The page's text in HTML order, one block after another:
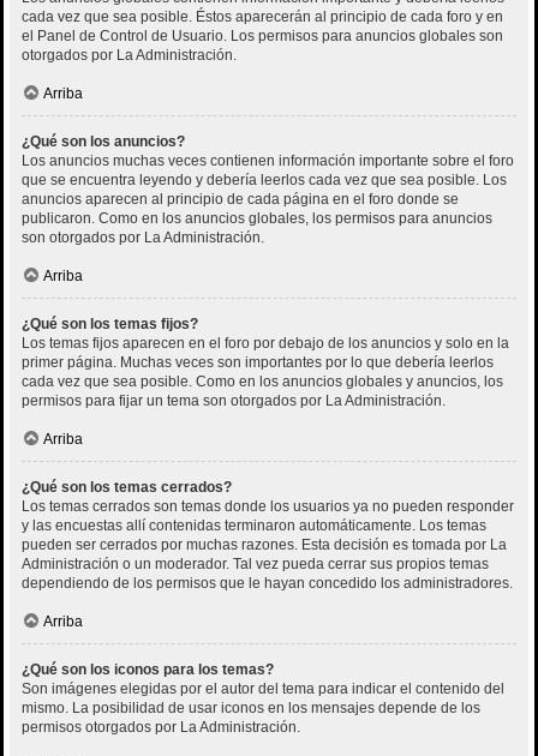
cada vez que sea posible. Éstos aparecerán al principio de cada foro y en
el Panel de Control de Usuario. Los permisos para anuncios globales son
otorgados por La Administración.
Arriba
¿Qué son los anuncios?
Los anuncios muchas veces contienen información importante sobre el foro
que se encuentra leyendo y debería leerlos cada vez que sea posible. Los
anuncios aparecen al principio de cada página en el foro donde se
publicaron. Como en los anuncios globales, los permisos para anuncios
son otorgados por La Administración.
Arriba
¿Qué son los temas fijos?
Los temas fijos aparecen en el foro por debajo de los anuncios y solo en la
primer página. Muchas veces son importantes por lo que debería leerlos
cada vez que sea posible. Como en los anuncios globales y anuncios, los
permisos para fijar un tema son otorgados por La Administración.
Arriba
¿Qué son los temas cerrados?
Los temas cerrados son temas donde los usuarios ya no pueden responder
y las encuestas allí contenidas terminaron automáticamente. Los temas
pueden ser cerrados por muchas razones. Esta decisión es tomada por La
Administración o un moderador. Tal vez pueda cerrar sus propios temas
dependiendo de los permisos que le hayan concedido los administradores.
Arriba
¿Qué son los iconos para los temas?
Son imágenes elegidas por el autor del tema para indicar el contenido del
mismo. La posibilidad de usar iconos en los mensajes depende de los
permisos otorgados por La Administración.